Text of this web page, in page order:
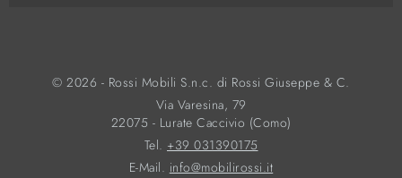
© 2026 - Rossi Mobili S.n.c. di Rossi Giuseppe & C.
Via Varesina, 79
22075 - Lurate Caccivio (Como)
Tel. +39 031390175
E-Mail. info@mobilirossi.it